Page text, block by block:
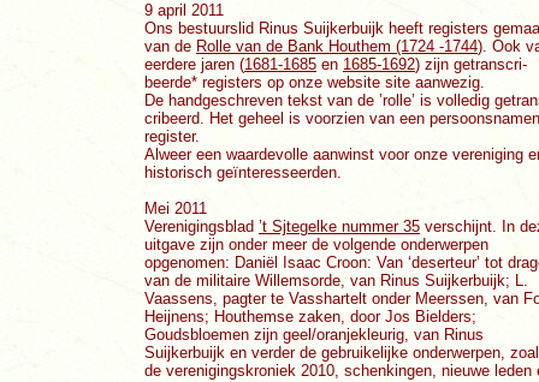
9 april 2011
Ons bestuurslid Rinus Suijkerbuijk heeft registers
van de Rolle van de Bank Houthem (1724 -1744). Ook
eerdere jaren (1681-1685 en 1685-1692) zijn getranscri-
beerde* registers op onze website site aanwezig.
De handgeschreven tekst van de ’rolle’ is volledig
cribeerd. Het geheel is voorzien van een
register.
Alweer een waardevolle aanwinst voor onze vereniging
historisch geïnteresseerden.
Mei 2011
Verenigingsblad ’t Sjtegelke nummer 35 verschijnt. In
uitgave zijn onder meer de volgende onderwerpen
opgenomen: Daniël Isaac Croon: Van ‘deserteur’ tot
van de militaire Willemsorde, van Rinus Suijkerbuijk; L.
Vaassens, pagter te Vasshartelt onder Meerssen, van
Heijnens; Houthemse zaken, door Jos Bielders;
Goudsbloemen zijn geel/oranjekleurig, van Rinus
Suijkerbuijk en verder de gebruikelijke onderwerpen,
de verenigingskroniek 2010, schenkingen, nieuwe leden